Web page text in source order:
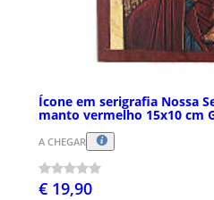
Ícone em serigrafia Nossa
manto vermelho 15x10 cm
A CHEGAR
€ 19,90